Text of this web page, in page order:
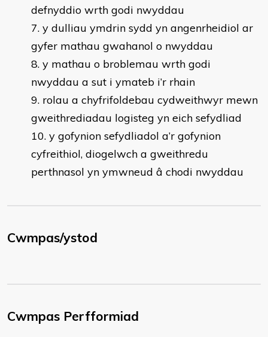
defnyddio wrth godi nwyddau
y dulliau ymdrin sydd yn angenrheidiol ar
gyfer mathau gwahanol o nwyddau
y mathau o broblemau wrth godi
nwyddau a sut i ymateb i’r rhain
rolau a chyfrifoldebau cydweithwyr mewn
gweithrediadau logisteg yn eich sefydliad
y gofynion sefydliadol a’r gofynion
cyfreithiol, diogelwch a gweithredu
perthnasol yn ymwneud â chodi nwyddau
Cwmpas/ystod
Cwmpas Perfformiad